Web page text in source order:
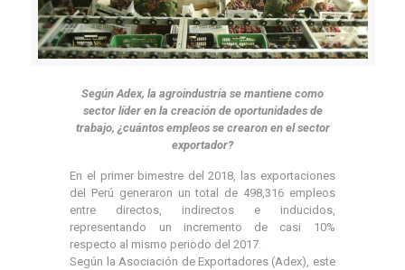
Según Adex, la agroindustria se mantiene como
sector líder en la creación de oportunidades de
trabajo, ¿cuántos empleos se crearon en el sector
exportador?
En el primer bimestre del 2018, las exportaciones
del Perú generaron un total de 498,316 empleos
entre directos, indirectos e inducidos,
representando un incremento de casi 10%
respecto al mismo periodo del 2017.
Según la Asociación de Exportadores (Adex), este